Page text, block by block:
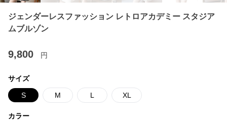
ジェンダーレスファッション レトロアカデミー スタジア
ムブルゾン
9,800 円
サイズ
S M L XL
カラー